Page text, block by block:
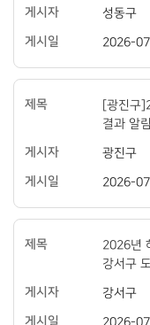
성동구
2026-
[광진구
결과 알림
광진구
2026-
2026년
강서구
강서구
2026-